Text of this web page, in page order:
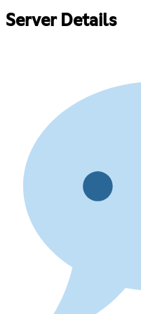
Server Details